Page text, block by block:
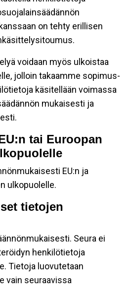
on tehty erillisen
voidaan myös ulkoistaa
jolloin takaamme sopimus-
käsitellään voimassa
mukaisesti ja
tai Euroopan
EU:n ja
ulkopuolelle.
tietojen
Seura ei
henkilötietoja
Tietoja luovutetaan
vain seuraavissa